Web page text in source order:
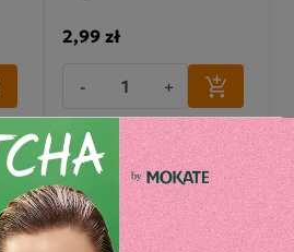
2,99 zł
- +